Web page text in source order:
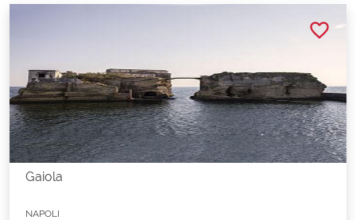
favorite_border
Gaiola
NAPOLI